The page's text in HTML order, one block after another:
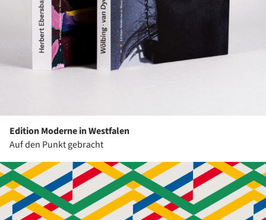
Edition Moderne in Westfalen
Auf den Punkt gebracht